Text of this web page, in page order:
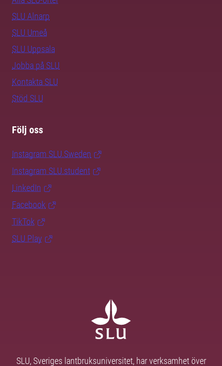
SLU Alnarp
SLU Umeå
SLU Uppsala
Jobba på SLU
Kontakta SLU
Stöd SLU
Följ oss
Instagram SLU.Sweden
Instagram SLU.student
LinkedIn
Facebook
TikTok
SLU Play
SLU, Sveriges lantbruksuniversitet, har verksamhet över